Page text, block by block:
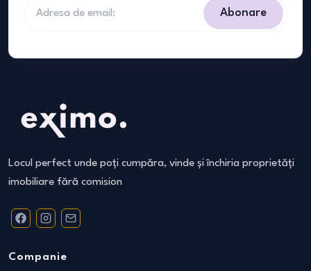
Abonare
Locul perfect unde poți cumpăra, vinde și închiria proprietăți
imobiliare fără comision
Companie